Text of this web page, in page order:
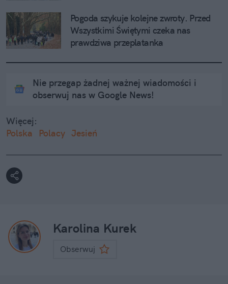
Pogoda szykuje kolejne zwroty. Przed
Wszystkimi Świętymi czeka nas
prawdziwa przeplatanka
Nie przegap żadnej ważnej wiadomości i
obserwuj nas w Google News!
Więcej:
Polska
Polacy Jesień
Karolina Kurek
Obserwuj